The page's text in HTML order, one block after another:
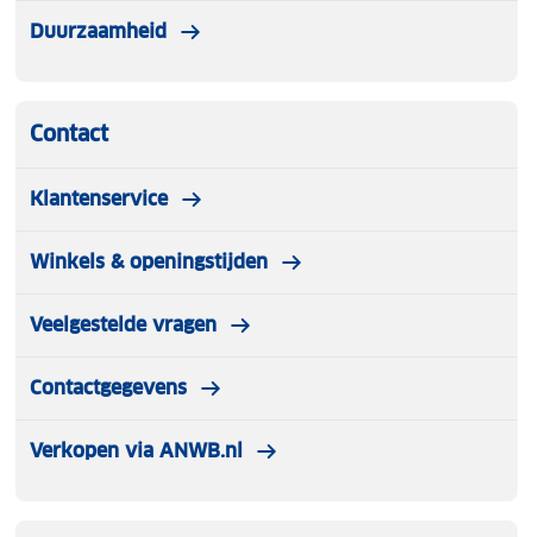
Duurzaamheid
Contact
Klantenservice
Winkels & openingstijden
Veelgestelde vragen
Contactgegevens
Verkopen via ANWB.nl